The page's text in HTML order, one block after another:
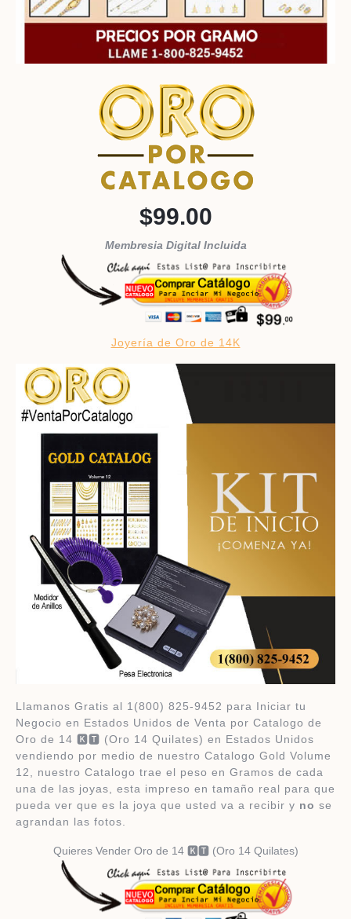
$99.00
Membresia Digital Incluida
Joyería de Oro de 14K
Llamanos Gratis al 1(800) 825-9452 para Iniciar tu
Negocio en Estados Unidos de Venta por Catalogo de
Oro de 14 🅺🆃 (Oro 14 Quilates) en Estados Unidos
vendiendo por medio de nuestro Catalogo Gold Volume
12, nuestro Catalogo trae el peso en Gramos de cada
una de las joyas, esta impreso en tamaño real para que
pueda ver que es la joya que usted va a recibir y no se
agrandan las fotos.
Quieres Vender Oro de 14 🅺🆃 (Oro 14 Quilates)